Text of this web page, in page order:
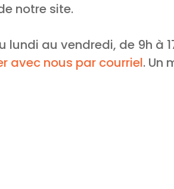
notre site.
au vendredi, de 9h à
avec nous par courriel. Un